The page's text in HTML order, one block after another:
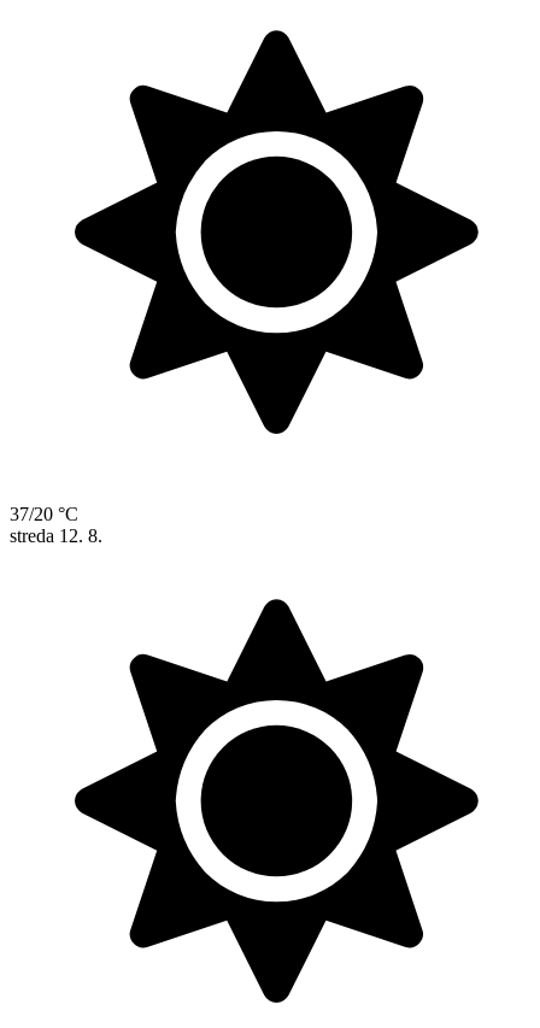
37/20 °C
streda 12. 8.